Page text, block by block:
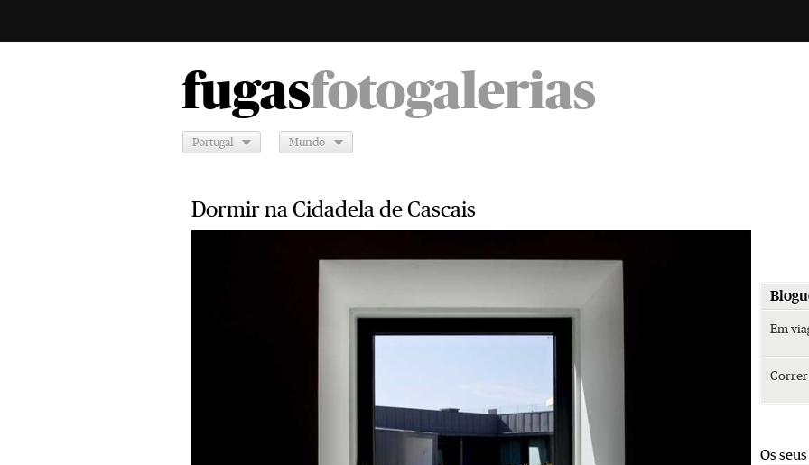
fugasfotogalerias
Portugal Mundo
Dormir na Cidadela de Cascais
Em
Os